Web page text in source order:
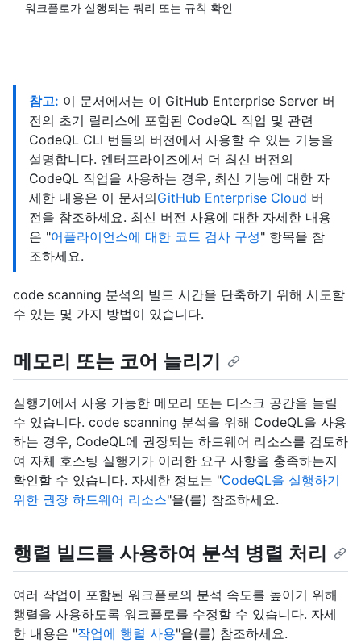
워크플로가 실행되는 쿼리 또는 규칙 확인
참고: 이 문서에서는 이 GitHub Enterprise Server 버
전의 초기 릴리스에 포함된 CodeQL 작업 및 관련
CodeQL CLI 번들의 버전에서 사용할 수 있는 기능을
설명합니다. 엔터프라이즈에서 더 최신 버전의
CodeQL 작업을 사용하는 경우, 최신 기능에 대한 자
세한 내용은 이 문서의GitHub Enterprise Cloud 버
전을 참조하세요. 최신 버전 사용에 대한 자세한 내용
은 "어플라이언스에 대한 코드 검사 구성" 항목을 참
조하세요.
code scanning 분석의 빌드 시간을 단축하기 위해 시도할
수 있는 몇 가지 방법이 있습니다.
메모리 또는 코어 늘리기
실행기에서 사용 가능한 메모리 또는 디스크 공간을 늘릴
수 있습니다. code scanning 분석을 위해 CodeQL을 사용
하는 경우, CodeQL에 권장되는 하드웨어 리소스를 검토하
여 자체 호스팅 실행기가 이러한 요구 사항을 충족하는지
확인할 수 있습니다. 자세한 정보는 "CodeQL을 실행하기
위한 권장 하드웨어 리소스"을(를) 참조하세요.
행렬 빌드를 사용하여 분석 병렬 처리
여러 작업이 포함된 워크플로의 분석 속도를 높이기 위해
행렬을 사용하도록 워크플로를 수정할 수 있습니다. 자세
한 내용은 "작업에 행렬 사용"을(를) 참조하세요.